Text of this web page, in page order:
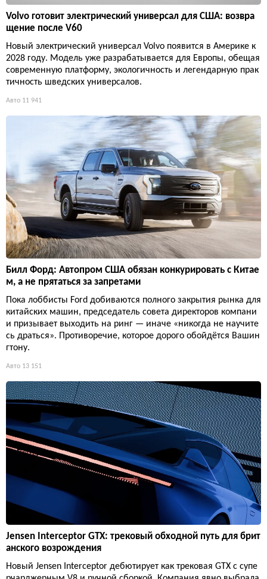
Volvo готовит электрический универсал для США: возвра
щение после V60
Новый электрический универсал Volvo появится в Америке к
2028 году. Модель уже разрабатывается для Европы, обещая
современную платформу, экологичность и легендарную прак
тичность шведских универсалов.
Авто 11 941
Билл Форд: Автопром США обязан конкурировать с Китае
м, а не прятаться за запретами
Пока лоббисты Ford добиваются полного закрытия рынка для
китайских машин, председатель совета директоров компани
и призывает выходить на ринг — иначе «никогда не научите
сь драться». Противоречие, которое дорого обойдётся Вашин
гтону.
Авто 13 151
Jensen Interceptor GTX: трековый обходной путь для брит
анского возрождения
Новый Jensen Interceptor дебютирует как трековая GTX с супе